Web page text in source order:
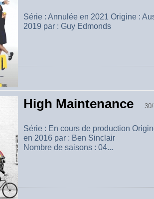
Série : Annulée en 2021 Origine :
2019 par : Guy
High Maintenance
Série : En cours de production
en 2016 par : Ben
Nombre de saisons : 04...